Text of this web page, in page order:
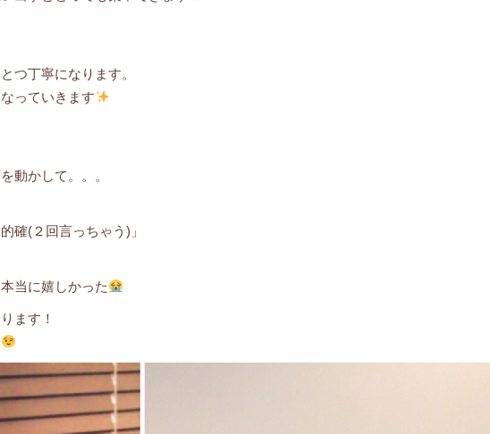
つ丁寧になります。
っていきます
動かして。。。
確(２回言っちゃう)」
当に嬉しかった
ます！